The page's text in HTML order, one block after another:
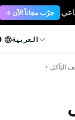
جرّب مجاناً الآن →
العربية
التآكل